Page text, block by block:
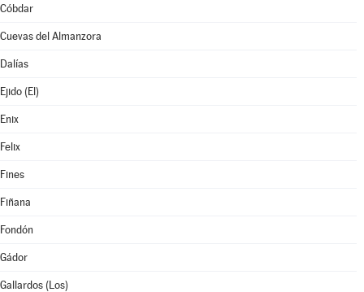
Cóbdar
Cuevas del Almanzora
Dalías
Ejido (El)
Enix
Felix
Fines
Fiñana
Fondón
Gádor
Gallardos (Los)